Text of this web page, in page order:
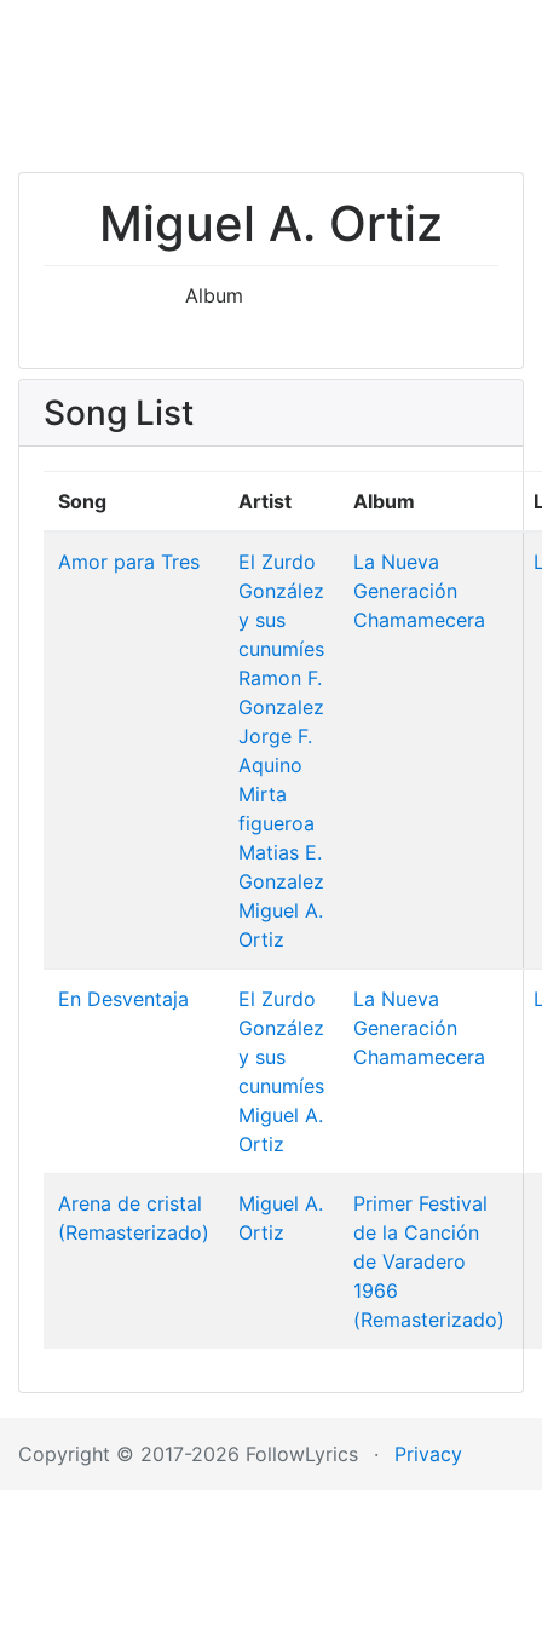
Miguel A. Ortiz
Album
Song List
Song Artist Album
Amor para Tres
El Zurdo
González
y sus
cunumíes
Ramon F.
Gonzalez
Jorge F.
Aquino
Mirta
figueroa
Matias E.
Gonzalez
Miguel A.
Ortiz
La Nueva
Generación
Chamamecera
En Desventaja
El Zurdo
González
y sus
cunumíes
Miguel A.
Ortiz
La Nueva
Generación
Chamamecera
Arena de cristal
(Remasterizado)
Miguel A.
Ortiz
Primer Festival
de la Canción
de Varadero
1966
(Remasterizado)
Copyright © 2017-2026 FollowLyrics · Privacy